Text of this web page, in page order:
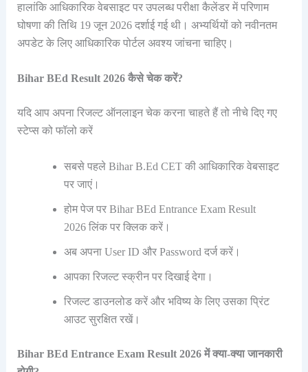
हालांकि आधिकारिक वेबसाइट पर उपलब्ध परीक्षा कैलेंडर में परिणाम
घोषणा की तिथि 19 जून 2026 दर्शाई गई थी। अभ्यर्थियों को नवीनतम
अपडेट के लिए आधिकारिक पोर्टल अवश्य जांचना चाहिए।
Bihar BEd Result 2026 कैसे चेक करें?
यदि आप अपना रिजल्ट ऑनलाइन चेक करना चाहते हैं तो नीचे दिए गए
स्टेप्स को फॉलो करें
सबसे पहले Bihar B.Ed CET की आधिकारिक वेबसाइट
पर जाएं।
होम पेज पर Bihar BEd Entrance Exam Result
2026 लिंक पर क्लिक करें।
अब अपना User ID और Password दर्ज करें।
आपका रिजल्ट स्क्रीन पर दिखाई देगा।
रिजल्ट डाउनलोड करें और भविष्य के लिए उसका प्रिंट
आउट सुरक्षित रखें।
Bihar BEd Entrance Exam Result 2026 में क्या-क्या जानकारी